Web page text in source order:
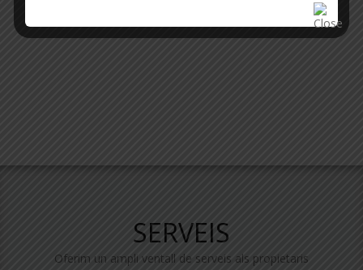
SERVEIS
Oferim un ampli ventall de serveis als propietaris